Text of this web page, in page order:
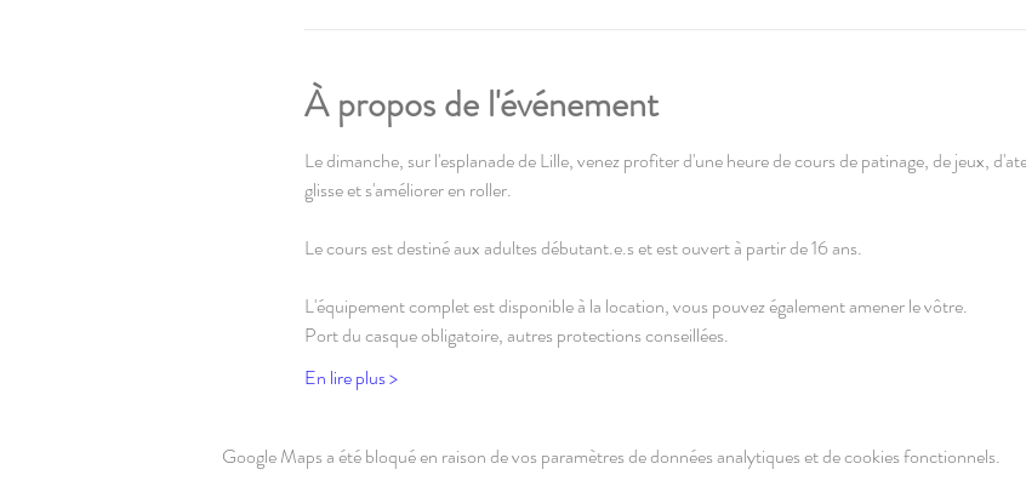
À propos de l'événement
Le dimanche, sur l'esplanade de Lille, venez profiter d'une heure de cours de patinage, de jeux,
glisse et s'améliorer en roller.
Le cours est destiné aux adultes débutant.e.s et est ouvert à partir de 16 ans.
L'équipement complet est disponible à la location, vous pouvez également amener le vôtre.
Port du casque obligatoire, autres protections conseillées.
En lire plus >
Google Maps a été bloqué en raison de vos paramètres de données analytiques et de cookies fonctionnels.